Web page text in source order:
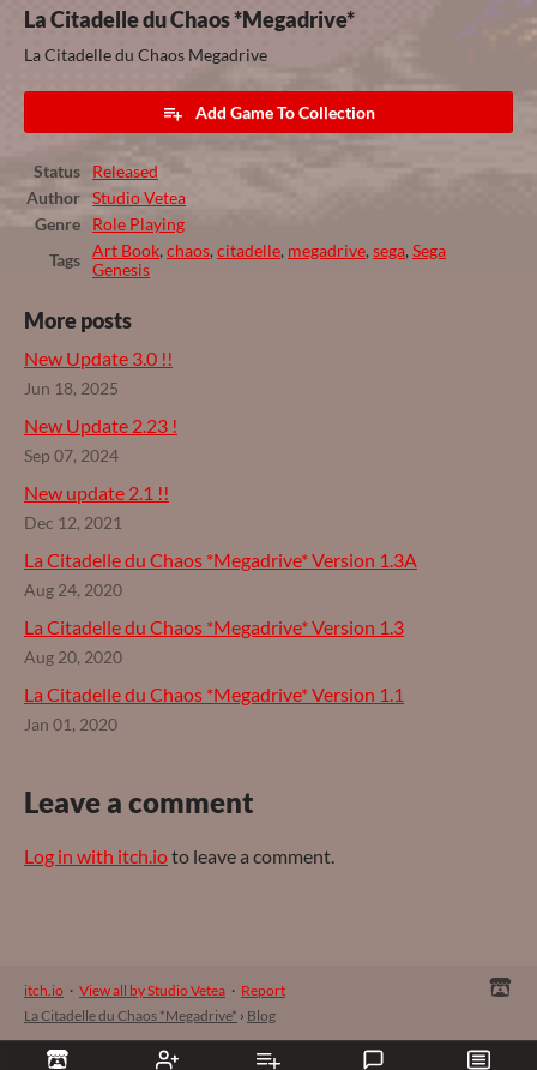
La Citadelle du Chaos *Megadrive*
La Citadelle du Chaos Megadrive
Add Game To Collection
Status
Released
Author
Studio Vetea
Genre
Role Playing
Tags
Art Book, chaos, citadelle, megadrive, sega, Sega
Genesis
More posts
New Update 3.0 !!
Jun 18, 2025
New Update 2.23 !
Sep 07, 2024
New update 2.1 !!
Dec 12, 2021
La Citadelle du Chaos *Megadrive* Version 1.3A
Aug 24, 2020
La Citadelle du Chaos *Megadrive* Version 1.3
Aug 20, 2020
La Citadelle du Chaos *Megadrive* Version 1.1
Jan 01, 2020
Leave a comment
Log in with itch.ioto leave a comment.
itch.io · View all by Studio Vetea · Report
La Citadelle du Chaos *Megadrive* › Blog